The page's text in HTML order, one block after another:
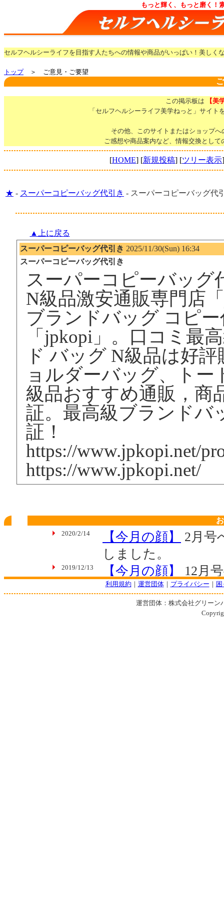
もっと輝く、もっと磨く！
セルフヘルシーライフを目指す人たちへの情報や商品がいっぱい！美しく
トップ＞ ご意見・ご要望
この掲示板は
【美
「セルフヘルシーライフ美学ねっと」サイ
その他、このサイトまたはショップ
ご感想や商品案内など、情報交換とし
[HOME] [新規投稿] [ツリー表示
★ - スーパーコピーバッグ代引き - スーパーコピーバッグ代
▲上に戻る
スーパーコピーバッグ代引き 2025/11/30(Sun) 16:34
スーパーコピーバッグ代引き
スーパーコピーバッグ
N級品激安通販専門店
ブランドバッグ コピ
「jpkopi」。口コミ最
ド バッグ N級品は好
ョルダーバッグ、ト
級品おすすめ通販，商
証。最高級ブランドバ
証！
https://www.jpkopi.net/
https://www.jpkopi.net/
利用規約 ｜ 運営団体｜ プライバシー ｜
運営団体：株式会社グリー